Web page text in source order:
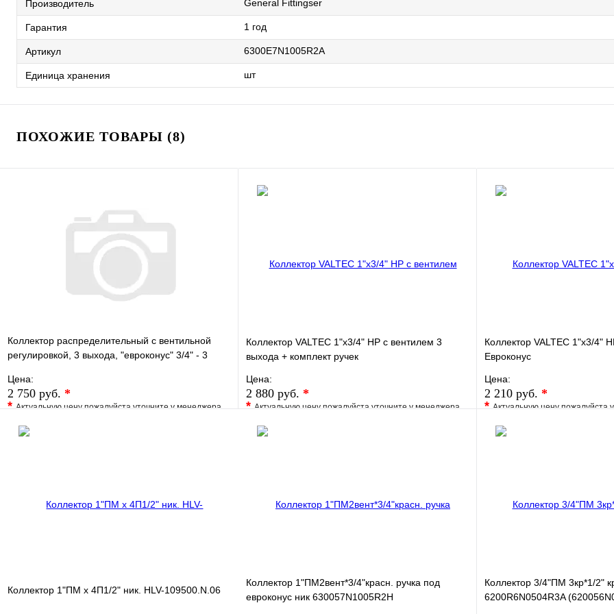
Производитель General Fittingser
Гарантия 1 год
Артикул 6300E7N1005R2A
Единица хранения шт
ПОХОЖИЕ ТОВАРЫ (8)
Коллектор распределительный с вентильной
регулировкой, 3 выхода, "евроконус" 3/4" - 3
Цена:
2 750 руб. *
*Актуальную цену пожалуйста уточните у менеджера
В избранное
Коллектор VALTEC 1"х3/4" НР с вентилем 3
выхода + комплект ручек
Цена:
2 880 руб. *
*Актуальную цену пожалуйста уточните у менеджера
В избранное
Коллектор VALTEC 1"х3/4"
Евроконус
Цена:
2 210 руб. *
*Актуальную цену пожалуйста
В избранное
Коллектор 1"ПМ х 4П1/2" ник. HLV-109500.N.06
Коллектор 1"ПМ2вент*3/4"красн. ручка под
евроконус ник 630057N1005R2H
Коллектор 3/4"ПМ 3кр*1/2"
6200R6N0504R3A